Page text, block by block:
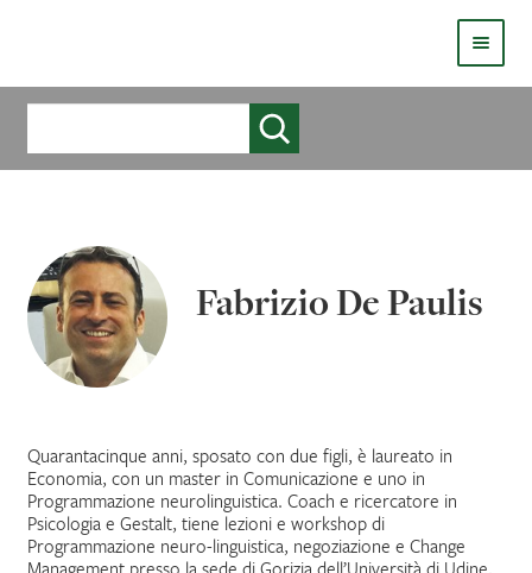
HOMEPAGE
COS’È LIVE
COME ACQUISTARE UN LIBRO ERICKSONLIVE?
VIDEO
Fabrizio De Paulis
Quarantacinque anni, sposato con due figli, è laureato in
Economia, con un master in Comunicazione e uno in
Programmazione neurolinguistica. Coach e ricercatore in
Psicologia e Gestalt, tiene lezioni e workshop di
Programmazione neuro-linguistica, negoziazione e Change
Management presso la sede di Gorizia dell’Università di Udine.